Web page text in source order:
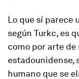
Lo que sí parece
según Turkc, es
como por arte de
estadounidense,
humano que se